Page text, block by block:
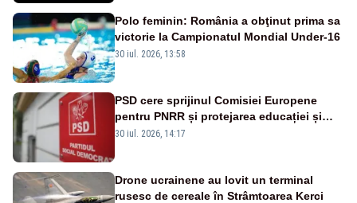
Polo feminin: România a obţinut prima sa
victorie la Campionatul Mondial Under-16
30 iul. 2026, 13:58
PSD cere sprijinul Comisiei Europene
pentru PNRR și protejarea educației și
sănătății
30 iul. 2026, 14:17
Drone ucrainene au lovit un terminal
rusesc de cereale în Strâmtoarea Kerci